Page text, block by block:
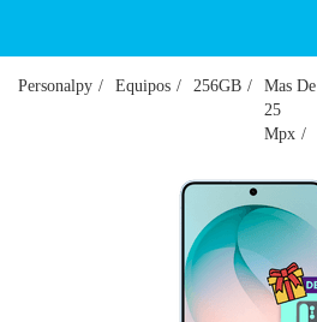
Personalpy Equipos 256GB
Mas De
25
Mpx